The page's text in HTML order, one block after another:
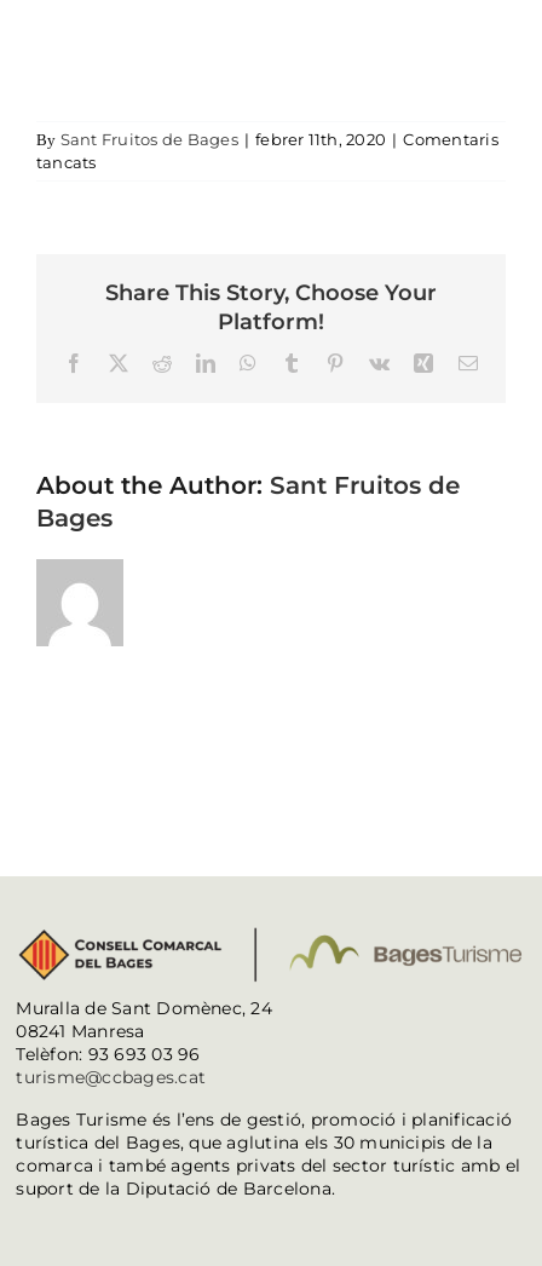
By Sant Fruitos de Bages | febrer 11th, 2020 | Comentaris
tancatsa DSC06912
Share This Story, Choose Your
Platform!
FacebookRedditLinkedInWhatsApp
TumblrPinterest
Vk XingEmail
About the Author: Sant Fruitos de
Bages
Muralla de Sant Domènec, 24
08241 Manresa
Telèfon: 93 693 03 96
turisme@ccbages.cat
Bages Turisme és l’ens de gestió, promoció i planificació
turística del Bages, que aglutina els 30 municipis de la
comarca i també agents privats del sector turístic amb el
suport de la Diputació de Barcelona.